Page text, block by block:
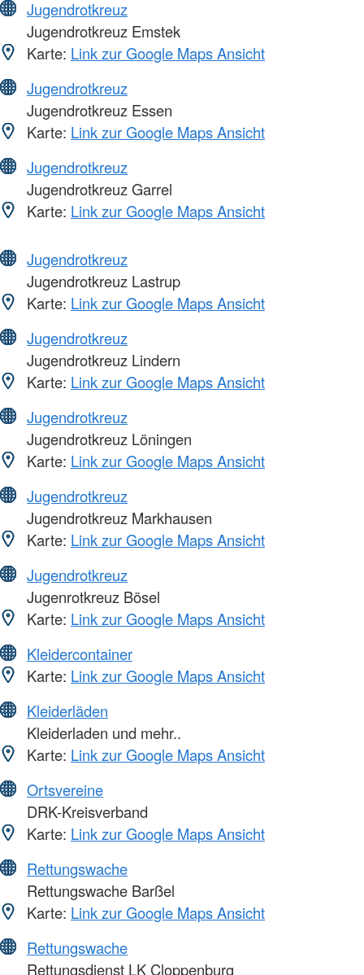
Jugendrotkreuz
Jugendrotkreuz Emstek
Karte: Link zur Google Maps Ansicht
Jugendrotkreuz
Jugendrotkreuz Essen
Karte: Link zur Google Maps Ansicht
Jugendrotkreuz
Jugendrotkreuz Garrel
Karte: Link zur Google Maps Ansicht
Jugendrotkreuz
Jugendrotkreuz Lastrup
Karte: Link zur Google Maps Ansicht
Jugendrotkreuz
Jugendrotkreuz Lindern
Karte: Link zur Google Maps Ansicht
Jugendrotkreuz
Jugendrotkreuz Löningen
Karte: Link zur Google Maps Ansicht
Jugendrotkreuz
Jugendrotkreuz Markhausen
Karte: Link zur Google Maps Ansicht
Jugendrotkreuz
Jugenrotkreuz Bösel
Karte: Link zur Google Maps Ansicht
Kleidercontainer
Karte: Link zur Google Maps Ansicht
Kleiderläden
Kleiderladen und mehr..
Karte: Link zur Google Maps Ansicht
Ortsvereine
DRK-Kreisverband
Karte: Link zur Google Maps Ansicht
Rettungswache
Rettungswache Barßel
Karte: Link zur Google Maps Ansicht
Rettungswache
Rettungsdienst LK Cloppenburg